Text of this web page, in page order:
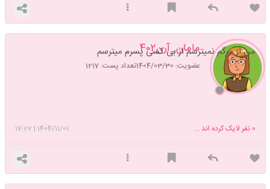
مامان_آرن402
عضویت: 1404/03/30 تعداد پست: 1217
من از مرگم نمیترسم از بی کسی پسرم میترسم
1404/11/01
|
17:22 0 نفر لایک کرده اند ...